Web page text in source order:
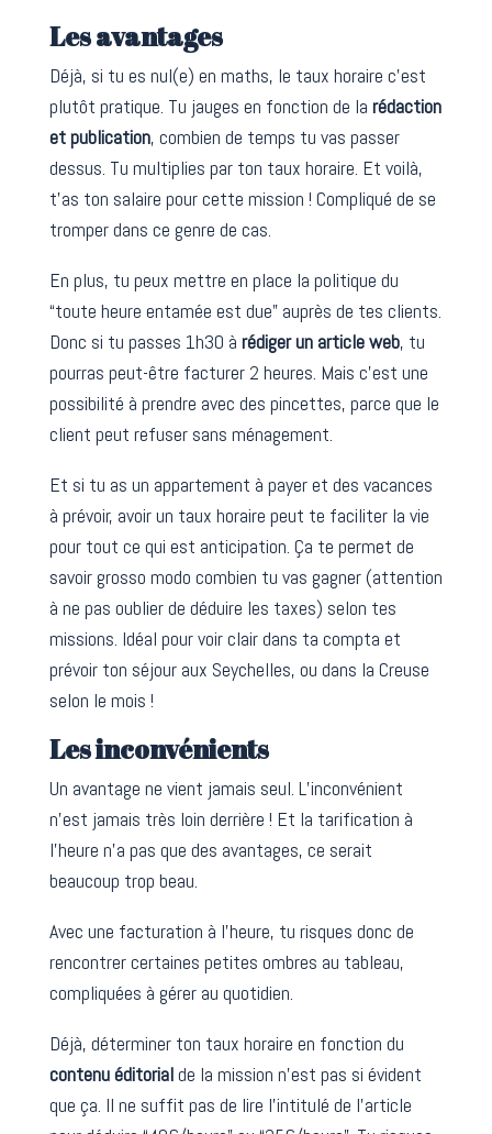
Les avantages
Déjà, si tu es nul(e) en maths, le taux horaire c’est
plutôt pratique. Tu jauges en fonction de la rédaction
et publication, combien de temps tu vas passer
dessus. Tu multiplies par ton taux horaire. Et voilà,
t’as ton salaire pour cette mission ! Compliqué de se
tromper dans ce genre de cas.
En plus, tu peux mettre en place la politique du
“toute heure entamée est due” auprès de tes clients.
Donc si tu passes 1h30 à rédiger un article web, tu
pourras peut-être facturer 2 heures. Mais c’est une
possibilité à prendre avec des pincettes, parce que le
client peut refuser sans ménagement.
Et si tu as un appartement à payer et des vacances
à prévoir, avoir un taux horaire peut te faciliter la vie
pour tout ce qui est anticipation. Ça te permet de
savoir grosso modo combien tu vas gagner (attention
à ne pas oublier de déduire les taxes) selon tes
missions. Idéal pour voir clair dans ta compta et
prévoir ton séjour aux Seychelles, ou dans la Creuse
selon le mois !
Les inconvénients
Un avantage ne vient jamais seul. L’inconvénient
n’est jamais très loin derrière ! Et la tarification à
l’heure n’a pas que des avantages, ce serait
beaucoup trop beau.
Avec une facturation à l’heure, tu risques donc de
rencontrer certaines petites ombres au tableau,
compliquées à gérer au quotidien.
Déjà, déterminer ton taux horaire en fonction du
contenu éditorialde la mission n’est pas si évident
que ça. Il ne suffit pas de lire l’intitulé de l’article